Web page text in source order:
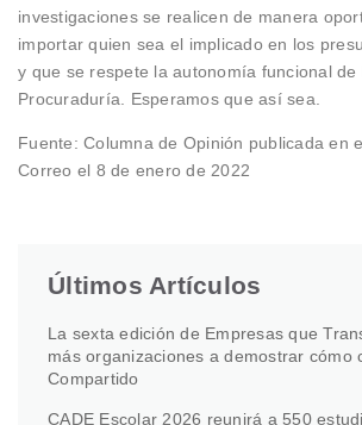
investigaciones se realicen de manera
importar quien sea el implicado en los
y que se respete la autonomía funcional de
Procuraduría. Esperamos que así sea.
Fuente: Columna de Opinión publicada en
Correo el 8 de enero de 2022
Últimos Artículos
La sexta edición de Empresas que
más organizaciones a demostrar cómo
Compartido
CADE Escolar 2026 reunirá a 550